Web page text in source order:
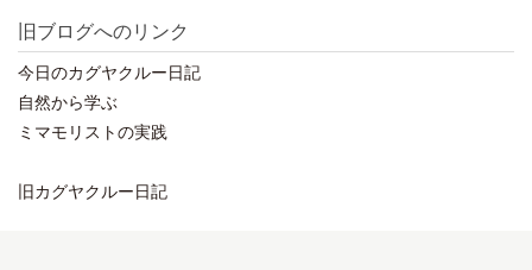
旧ブログへのリンク
今日のカグヤクルー日記
自然から学ぶ
ミマモリストの実践
旧カグヤクルー日記